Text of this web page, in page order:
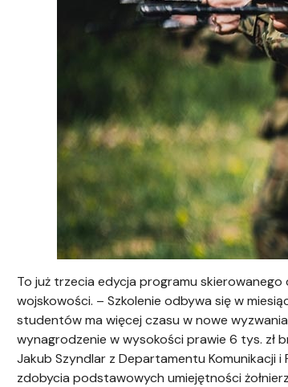
To już trzecia edycja programu
wojskowości. – Szkolenie odbywa się w
studentów ma więcej czasu w nowe
wynagrodzenie w wysokości prawie 6 tys. zł
Jakub Szyndlar z Departamentu Komunikacji i
zdobycia podstawowych umiejętności